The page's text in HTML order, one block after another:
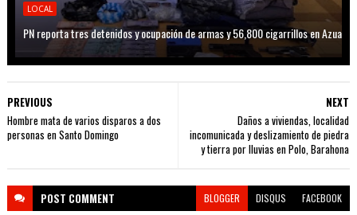
LOCAL
PN reporta tres detenidos y ocupación de armas y 56,800 cigarrillos en Azua
NEXT
Daños a viviendas, localidad
incomunicada y deslizamiento de piedra
y tierra por lluvias en Polo, Barahona
PREVIOUS
Hombre mata de varios disparos a dos
personas en Santo Domingo
POST COMMENT BLOGGER DISQUS FACEBOOK